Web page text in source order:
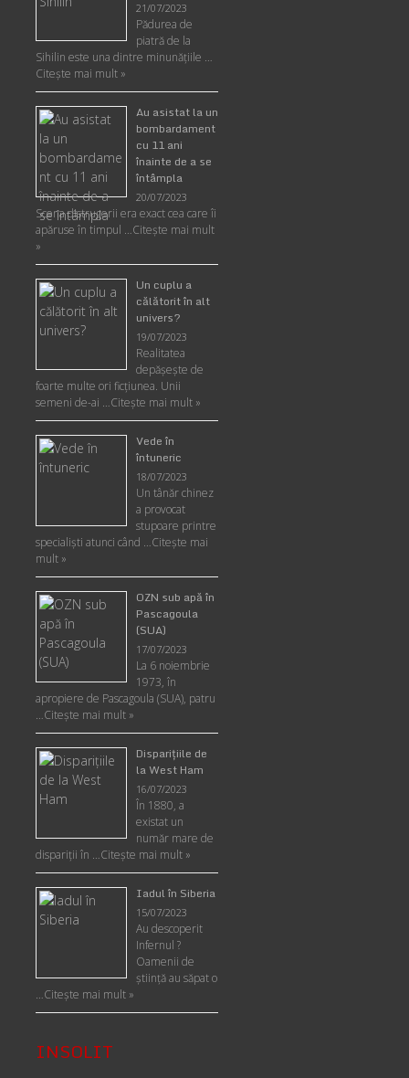
21/07/2023
Pădurea de
piatră de la
Sihilin este una dintre minunăţiile …
Citește mai mult »
Au asistat la un
bombardament
cu 11 ani
înainte de a se
întâmpla
20/07/2023
Scena distrugerii era exact cea care îi
apăruse în timpul …Citește mai mult
»
Un cuplu a
călătorit în alt
univers?
19/07/2023
Realitatea
depăşeşte de
foarte multe ori ficţiunea. Unii
semeni de-ai …Citește mai mult »
Vede în
întuneric
18/07/2023
Un tânăr chinez
a provocat
stupoare printre
specialişti atunci când …Citește mai
mult »
OZN sub apă în
Pascagoula
(SUA)
17/07/2023
La 6 noiembrie
1973, în
apropiere de Pascagoula (SUA), patru
…Citește mai mult »
Disparițiile de
la West Ham
16/07/2023
În 1880, a
existat un
număr mare de
dispariții în …Citește mai mult »
Iadul în Siberia
15/07/2023
Au descoperit
Infernul ?
Oamenii de
ştiinţă au săpat o
…Citește mai mult »
INSOLIT